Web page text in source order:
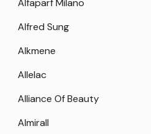
Alfaparf Milano
Alfred Sung
Alkmene
Allelac
Alliance Of Beauty
Almirall